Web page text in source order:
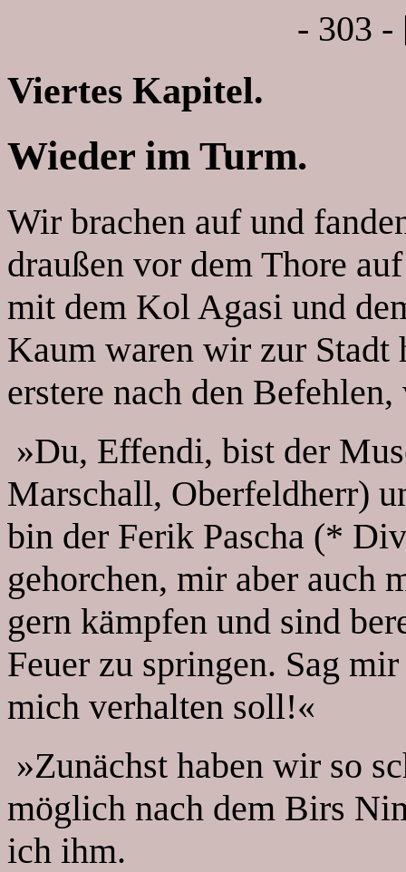
- 303 -
Viertes Kapitel.
Wieder im Turm.
Wir brachen auf und
draußen vor dem Thore
mit dem Kol Agasi und
Kaum waren wir zur Stadt
erstere nach den
»Du, Effendi, bist der
Marschall, Oberfeldherr)
bin der Ferik Pascha (*
gehorchen, mir aber auch
gern kämpfen und sind
Feuer zu springen. Sag
mich verhalten soll!«
»Zunächst haben wir so
möglich nach dem Birs
ich ihm.